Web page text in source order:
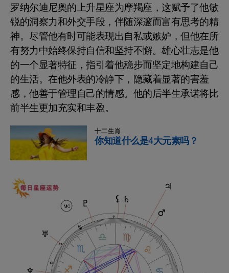
罗纳尔迪尼奥的上升星座为摩羯座，这赋予了他敏
锐的洞察力和外交手段，伴随深邃而富有思考的精
神。尽管他有时可能表现出自私或嫉妒，但他在所
有努力中始终保持自信和坚持不懈。雄心壮志是他
的一个显著特征，指引着他稳步而坚定地构建自己
的生活。在他外表的冷静下，隐藏着显著的害羞
感，他善于管理自己的情感。他的后半生承诺将比
前半生更加充实和丰盈。
十二生肖
你知道什么是4大元素吗？